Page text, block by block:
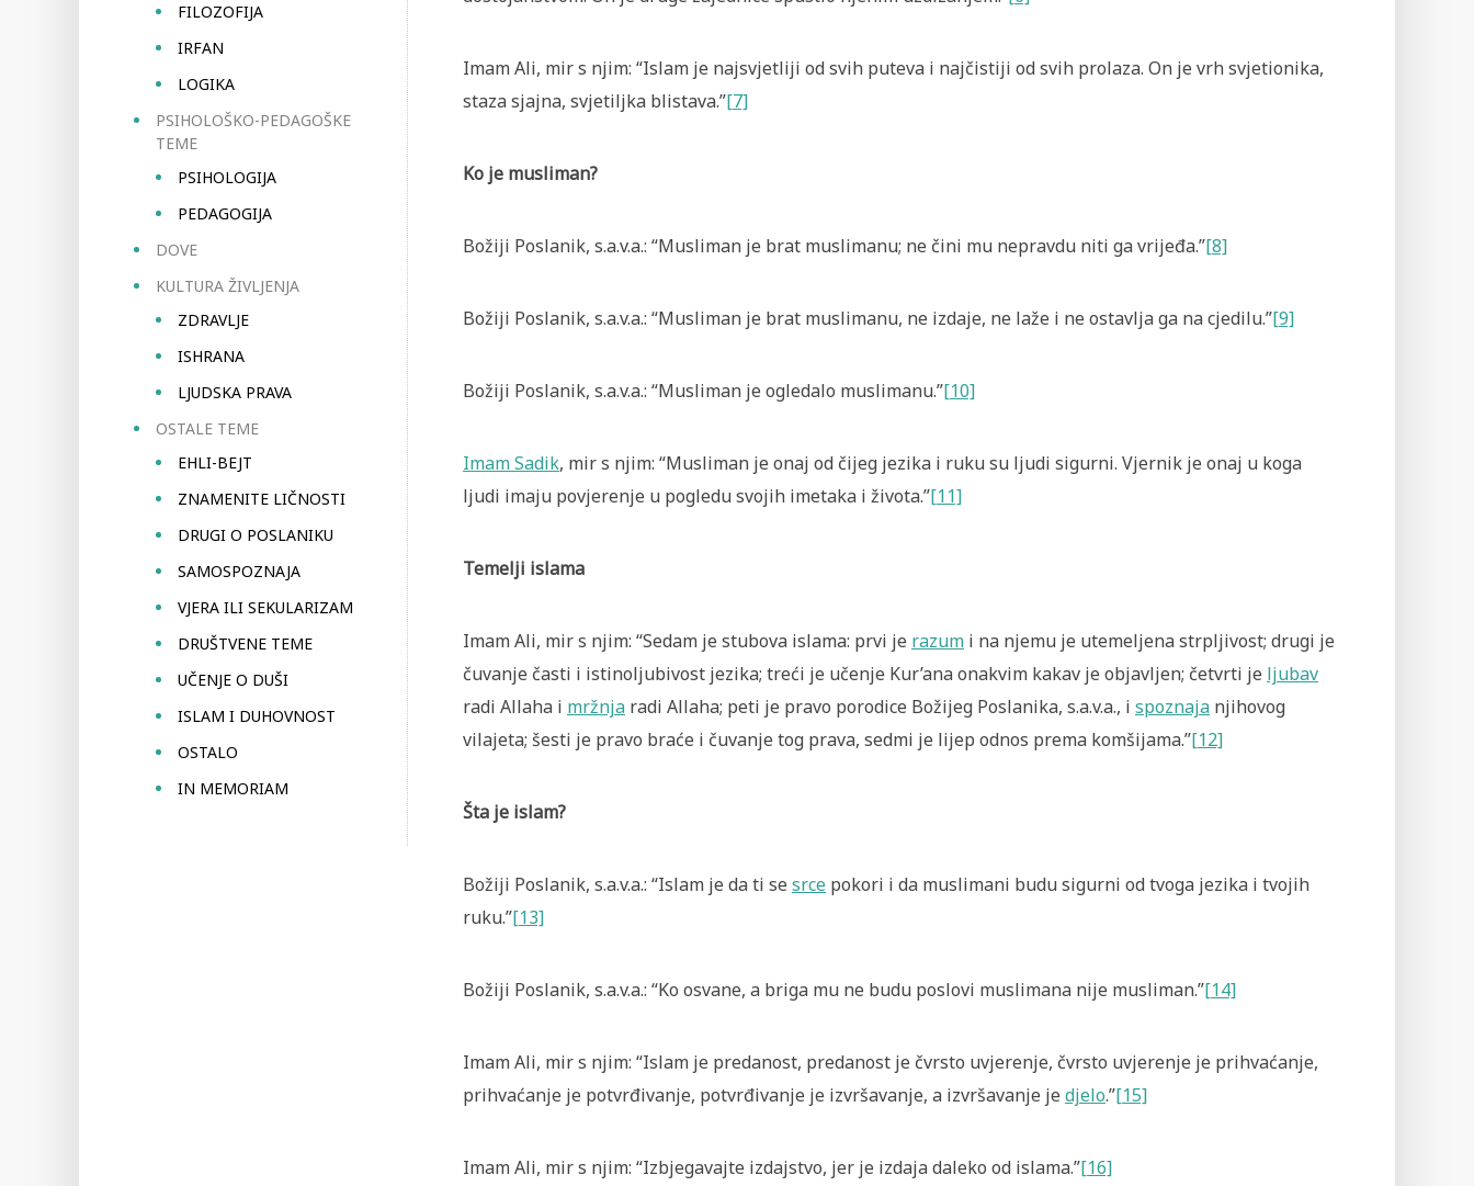
FILOZOFIJA
IRFAN
LOGIKA
PSIHOLOŠKO-PEDAGOŠKE
TEME
PSIHOLOGIJA
PEDAGOGIJA
DOVE
KULTURA ŽIVLJENJA
ZDRAVLJE
ISHRANA
LJUDSKA PRAVA
OSTALE TEME
EHLI-BEJT
ZNAMENITE LIČNOSTI
DRUGI O POSLANIKU
SAMOSPOZNAJA
VJERA ILI SEKULARIZAM
DRUŠTVENE TEME
UČENJE O DUŠI
ISLAM I DUHOVNOST
OSTALO
IN MEMORIAM
Imam Ali, mir s njim: “Islam je najsvjetliji od svih puteva i najčistiji od svih prolaza. On je vrh svjetionika,
staza sjajna, svjetiljka blistava.”[7]
Ko je musliman?
Božiji Poslanik, s.a.v.a.: “Musliman je brat muslimanu; ne čini mu nepravdu niti ga vrijeđa.”[8]
Božiji Poslanik, s.a.v.a.: “Musliman je brat muslimanu, ne izdaje, ne laže i ne ostavlja ga na cjedilu.”[9]
Božiji Poslanik, s.a.v.a.: “Musliman je ogledalo muslimanu.”[10]
Imam Sadik, mir s njim: “Musliman je onaj od čijeg jezika i ruku su ljudi sigurni. Vjernik je onaj u koga
ljudi imaju povjerenje u pogledu svojih imetaka i života.”[11]
Temelji islama
Imam Ali, mir s njim: “Sedam je stubova islama: prvi je razum i na njemu je utemeljena strpljivost; drugi je
čuvanje časti i istinoljubivost jezika; treći je učenje Kur’ana onakvim kakav je objavljen; četvrti je ljubav
radi Allaha i mržnja radi Allaha; peti je pravo porodice Božijeg Poslanika, s.a.v.a., i spoznaja njihovog
vilajeta; šesti je pravo braće i čuvanje tog prava, sedmi je lijep odnos prema komšijama.”[12]
Šta je islam?
Božiji Poslanik, s.a.v.a.: “Islam je da ti se srce pokori i da muslimani budu sigurni od tvoga jezika i tvojih
ruku.”[13]
Božiji Poslanik, s.a.v.a.: “Ko osvane, a briga mu ne budu poslovi muslimana nije musliman.”[14]
Imam Ali, mir s njim: “Islam je predanost, predanost je čvrsto uvjerenje, čvrsto uvjerenje je prihvaćanje,
prihvaćanje je potvrđivanje, potvrđivanje je izvršavanje, a izvršavanje je djelo.”[15]
Imam Ali, mir s njim: “Izbjegavajte izdajstvo, jer je izdaja daleko od islama.”[16]